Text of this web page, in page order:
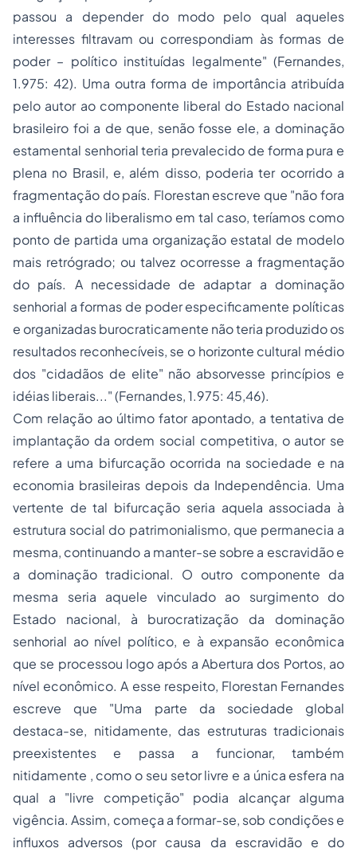
passou a depender do modo pelo qual aqueles
interesses filtravam ou correspondiam às formas de
poder – político instituídas legalmente" (Fernandes,
1.975: 42). Uma outra forma de importância atribuída
pelo autor ao componente liberal do Estado nacional
brasileiro foi a de que, senão fosse ele, a dominação
estamental senhorial teria prevalecido de forma pura e
plena no Brasil, e, além disso, poderia ter ocorrido a
fragmentação do país. Florestan escreve que "não fora
a influência do liberalismo em tal caso, teríamos como
ponto de partida uma organização estatal de modelo
mais retrógrado; ou talvez ocorresse a fragmentação
do país. A necessidade de adaptar a dominação
senhorial a formas de poder especificamente políticas
e organizadas burocraticamente não teria produzido os
resultados reconhecíveis, se o horizonte cultural médio
dos "cidadãos de elite" não absorvesse princípios e
idéias liberais..." (Fernandes, 1.975: 45,46).
Com relação ao último fator apontado, a tentativa de
implantação da ordem social competitiva, o autor se
refere a uma bifurcação ocorrida na sociedade e na
economia brasileiras depois da Independência. Uma
vertente de tal bifurcação seria aquela associada à
estrutura social do patrimonialismo, que permanecia a
mesma, continuando a manter-se sobre a escravidão e
a dominação tradicional. O outro componente da
mesma seria aquele vinculado ao surgimento do
Estado nacional, à burocratização da dominação
senhorial ao nível político, e à expansão econômica
que se processou logo após a Abertura dos Portos, ao
nível econômico. A esse respeito, Florestan Fernandes
escreve que "Uma parte da sociedade global
destaca-se, nitidamente, das estruturas tradicionais
preexistentes e passa a funcionar, também
nitidamente , como o seu setor livre e a única esfera na
qual a "livre competição" podia alcançar alguma
vigência. Assim, começa a formar-se, sob condições e
influxos adversos (por causa da escravidão e do